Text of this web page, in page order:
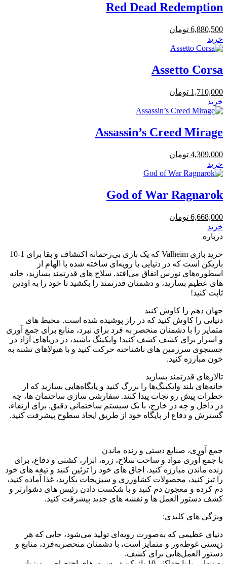
Red Dead Redemption
6,880,500 تومان
خرید
Assetto Corsa
1,710,000 تومان
خرید
Assassin’s Creed Mirage
4,309,000 تومان
خرید
God of War Ragnarok
6,668,000 تومان
خرید
درباره
خرید بازی Valheim که یک بازی بی‌رحمانه اکتشاف و بقا برای 1-10
بازیکن است که در دنیایی با رویه‌ای ساخته شده با الهام از
اسطوره‌های نورس اتفاق می‌افتد. سلاح های قدرتمند بسازید، خانه
های عظیم بسازید، و دشمنان قدرتمند را بکشید تا خود را به اودین
ثابت کنید!
جهان دهم را کاوش کنید
دنیایی را کاوش کنید که در راز پوشیده شده است. محیط های
متمایز را با دشمنان منحصر به فرد برای نبرد، منابع برای جمع آوری
و اسرار برای کشف کشف کنید! وایکینگ باشید، در دریاهای آزاد در
جستجوی سرزمین های ناشناخته حرکت کنید و با هیولاهای تشنه به
خون مبارزه کنید.
تالارهای قدرتمند بسازید
خانه‌های بلند وایکینگ‌ها را بزرگ کنید و پایگاه‌هایی بسازید که از
خطرات پیش رو نجات پیدا کنند. سفارشی سازی ساختمان ها، چه
در داخل و چه در خارج، با یک سیستم ساختمانی دقیق. برای ارتقاء،
گسترش و دفاع از پایگاه خود از طریق ایجاد سطوح پیشرفت کنید.
جمع آوری، صنایع دستی و زنده ماندن
با جمع آوری مواد و ساخت سلاح، زره، ابزار، کشتی و دفاع، برای
زنده ماندن مبارزه کنید. اجاق های خود را تزئین کنید و تیغه های خود
را تیز کنید، محصولات کشاورزی و سبزیجات بکارید، غذا آماده کنید،
دم کرده و معجون دم کنید و با شکست دادن رئیس های دشوارتر و
کشف دستور العمل ها و نقشه های جدید پیشرفت کنید.
ویژگی های کلیدی:
دنیای عظیمی که به‌صورت رویه‌ای تولید می‌شود، جایی که هر
زیستی غوطه‌ور و متمایز است، با دشمنان منحصربه‌فرد، منابع و
دستور العمل‌هایی برای کشف.